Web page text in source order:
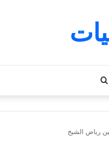
بحث
عن
رياض الشيخ